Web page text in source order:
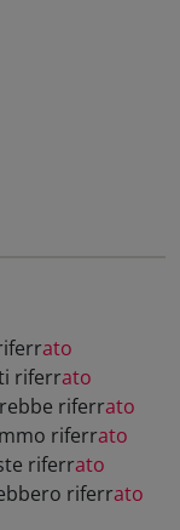
ato
riferrato
riferrato
riferrato
riferrato
riferrato